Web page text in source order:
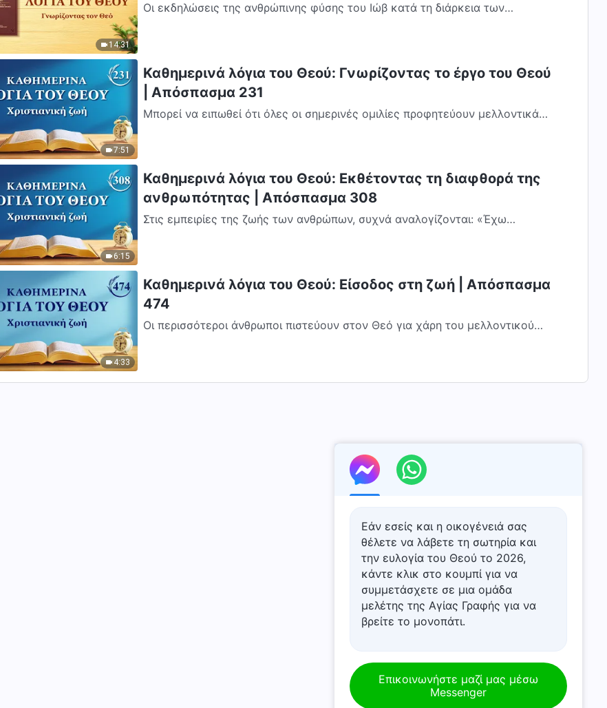
14:31
Οι εκδηλώσεις της ανθρώπινης φύσης του Ιώβ κατά τη διάρκεια των
7:51
Καθημερινά λόγια του Θεού: Γνωρίζοντας το έργο του Θεού
| Απόσπασμα 231
Μπορεί να ειπωθεί ότι όλες οι σημερινές ομιλίες προφητεύουν μελλοντικά
6:15
Καθημερινά λόγια του Θεού: Εκθέτοντας τη διαφθορά της
ανθρωπότητας | Απόσπασμα 308
Στις εμπειρίες της ζωής των ανθρώπων, συχνά αναλογίζονται: «Έχω
4:33
Καθημερινά λόγια του Θεού: Είσοδος στη ζωή | Απόσπασμα
474
Οι περισσότεροι άνθρωποι πιστεύουν στον Θεό για χάρη του μελλοντικού
Εάν εσείς και η οικογένειά σας
θέλετε να λάβετε τη σωτηρία και
την ευλογία του Θεού το 2026,
κάντε κλικ στο κουμπί για να
συμμετάσχετε σε μια ομάδα
μελέτης της Αγίας Γραφής για να
βρείτε το μονοπάτι.
Επικοινωνήστε μαζί μας μέσω
Messenger